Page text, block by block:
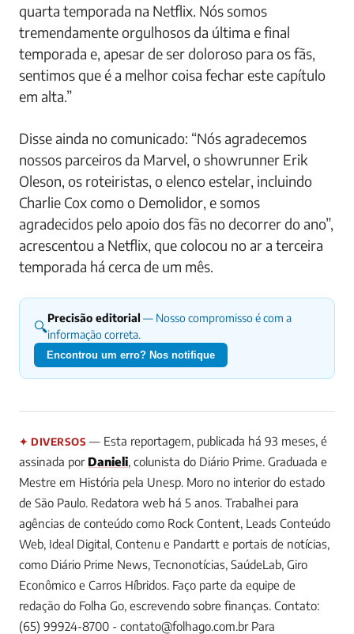
quarta temporada na Netflix. Nós somos
tremendamente orgulhosos da última e final
temporada e, apesar de ser doloroso para os fãs,
sentimos que é a melhor coisa fechar este capítulo
em alta.”
Disse ainda no comunicado: “Nós agradecemos
nossos parceiros da Marvel, o showrunner Erik
Oleson, os roteiristas, o elenco estelar, incluindo
Charlie Cox como o Demolidor, e somos
agradecidos pelo apoio dos fãs no decorrer do ano”,
acrescentou a Netflix, que colocou no ar a terceira
temporada há cerca de um mês.
🔍Precisão editorial — Nosso compromisso é com a
informação correta.
Encontrou um erro? Nos notifique
✦ DIVERSOS — Esta reportagem, publicada há 93 meses, é
assinada por Danieli, colunista do Diário Prime. Graduada e
Mestre em História pela Unesp. Moro no interior do estado
de São Paulo. Redatora web há 5 anos. Trabalhei para
agências de conteúdo como Rock Content, Leads Conteúdo
Web, Ideal Digital, Contenu e Pandartt e portais de notícias,
como Diário Prime News, Tecnonotícias, SaúdeLab, Giro
Econômico e Carros Híbridos. Faço parte da equipe de
redação do Folha Go, escrevendo sobre finanças. Contato:
(65) 99924-8700 - contato@folhago.com.brPara